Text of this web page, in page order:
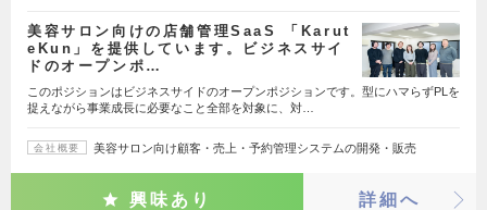
美容サロン向けの店舗管理SaaS 「Karut
eKun」を提供しています。ビジネスサイ
ドのオープンポ…
このポジションはビジネスサイドのオープンポジションです。型にハマらずPLを
捉えながら事業成長に必要なこと全部を対象に、対…
会社概要 美容サロン向け顧客・売上・予約管理システムの開発・販売
興味あり 詳細へ